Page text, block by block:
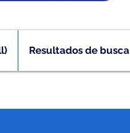
Resultados de busca